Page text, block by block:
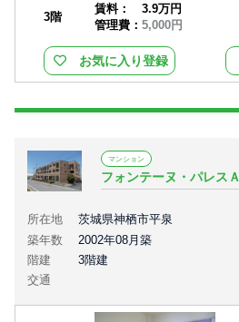
3階
賃料：
3.9万円
管理費： 5,000円
お気に入り登録
マンション
フォンテーヌ・パレスＡ
所在地
茨城県神栖市平泉
築年数
2002年08月築
階建
3階建
交通